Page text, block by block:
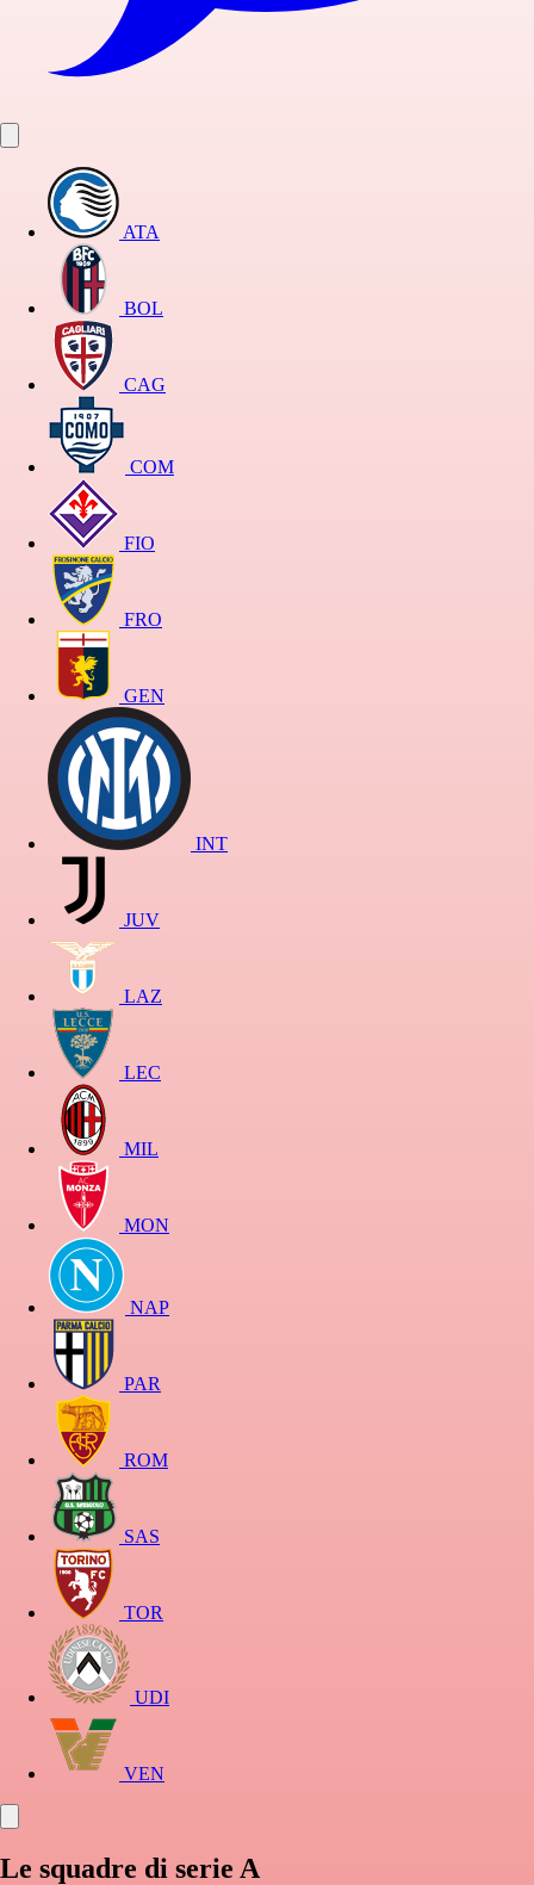
ATA
BOL
CAG
COM
FIO
FRO
GEN
INT
JUV
LAZ
LEC
MIL
MON
NAP
PAR
ROM
SAS
TOR
UDI
VEN
Le squadre di serie A